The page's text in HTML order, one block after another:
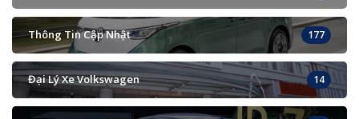
Thông Tin Cập Nhật 177
Đại Lý Xe Volkswagen 14